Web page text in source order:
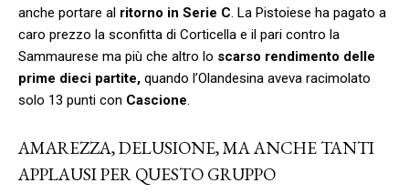
anche portare al ritorno in Serie C. La Pistoiese ha pagato a
caro prezzo la sconfitta di Corticella e il pari contro la
Sammaurese ma più che altro lo scarso rendimento delle
prime dieci partite, quando l’Olandesina aveva racimolato
solo 13 punti con Cascione.
AMAREZZA, DELUSIONE, MA ANCHE TANTI
APPLAUSI PER QUESTO GRUPPO